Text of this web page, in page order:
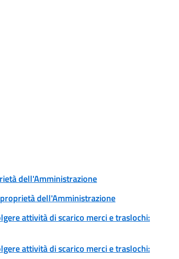
dell'Amministrazione
dell'Amministrazione
attività di scarico merci e traslochi:
attività di scarico merci e traslochi: